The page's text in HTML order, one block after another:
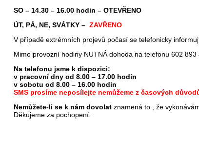
SO – 14.30 – 16.00 hodin – OTEVŘENO
ÚT, PÁ, NE, SVÁTKY – ZAVŘENO
V případě extrémních projevů počasí se telefonicky
Mimo provozní hodiny NUTNÁ dohoda na telefonu 602 893
Na telefonu jsme k dispozici:
v pracovní dny od 8.00 – 17.00 hodin
v sobotu od 8.00 – 16.00 hodin
SMS prosíme neposílejte nemůžeme z časových
Nemůžete-li se k nám dovolat znamená to , že
Děkujeme za pochopení.